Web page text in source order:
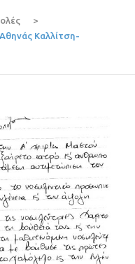
>
Καλλίτση-